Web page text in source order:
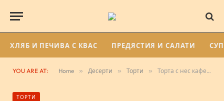
ХЛЯБ И ПЕЧИВА С КВАС ПРЕДЯСТИЯ И САЛАТИ
YOU ARE AT: Home » Десерти » Торти » Торта с нес кафе и маскарпоне
ТОРТИ